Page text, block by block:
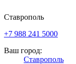
Ставрополь
+7 988 241 5000
Ваш город:
Ставрополь